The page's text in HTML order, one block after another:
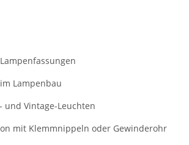
Lampenbau
und Vintage-Leuchten
mit Klemmnippeln oder Gewinderohr